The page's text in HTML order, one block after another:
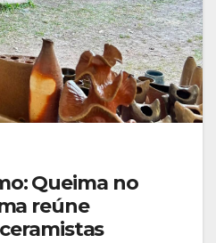
Queima no
reúne